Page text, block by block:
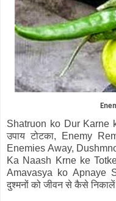
Shatruon ko Dur
उपाय टोटका, Enemy
Enemies Away,
Ka Naash Krne ke
Amavasya ko Apnaye
दुश्मनों को जीवन से कैसे